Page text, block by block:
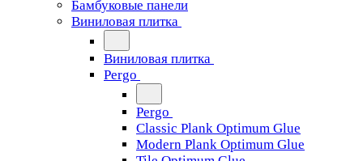
Бамбуковые панели
Виниловая плитка
Виниловая плитка
Pergo
Pergo
Classic Plank Optimum Glue
Modern Plank Optimum Glue